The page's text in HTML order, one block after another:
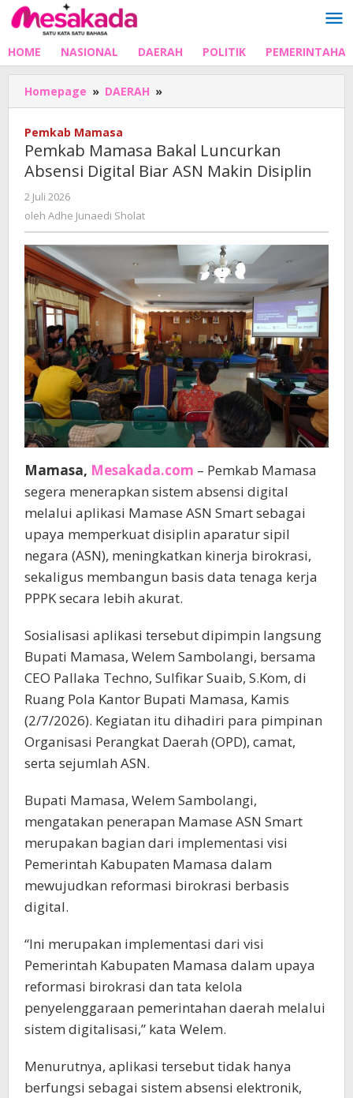
Lewati
ke
HOME NASIONAL DAERAH POLITIK
Homepage » DAERAH »
Mamasa
Absensi
Digital
Pemkab Mamasa
Pemkab Mamasa Bakal Luncurkan
Absensi Digital Biar ASN Makin Disiplin
2 Juli 2026
Adhe
Junaedi
oleh Adhe Junaedi Sholat
Mamasa, Mesakada.com – Pemkab Mamasa
segera menerapkan sistem absensi digital
melalui aplikasi Mamase ASN Smart sebagai
upaya memperkuat disiplin aparatur sipil
negara (ASN), meningkatkan kinerja birokrasi,
sekaligus membangun basis data tenaga kerja
PPPK secara lebih akurat.
Sosialisasi aplikasi tersebut dipimpin langsung
Bupati Mamasa, Welem Sambolangi, bersama
CEO Pallaka Techno, Sulfikar Suaib, S.Kom, di
Ruang Pola Kantor Bupati Mamasa, Kamis
(2/7/2026). Kegiatan itu dihadiri para pimpinan
Organisasi Perangkat Daerah (OPD), camat,
serta sejumlah ASN.
Bupati Mamasa, Welem Sambolangi,
mengatakan penerapan Mamase ASN Smart
merupakan bagian dari implementasi visi
Pemerintah Kabupaten Mamasa dalam
mewujudkan reformasi birokrasi berbasis
digital.
“Ini merupakan implementasi dari visi
Pemerintah Kabupaten Mamasa dalam upaya
reformasi birokrasi dan tata kelola
penyelenggaraan pemerintahan daerah melalui
sistem digitalisasi,” kata Welem.
Menurutnya, aplikasi tersebut tidak hanya
berfungsi sebagai sistem absensi elektronik,